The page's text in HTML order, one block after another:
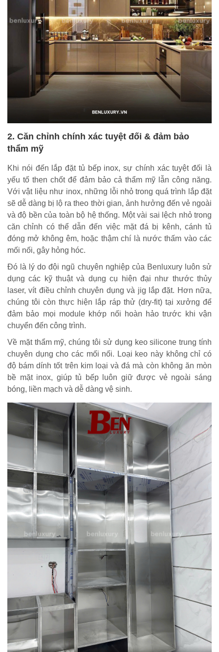
2. Căn chỉnh chính xác tuyệt đối & đảm bảo
thẩm mỹ
Khi nói đến lắp đặt tủ bếp inox, sự chính xác tuyệt đối là
yếu tố then chốt để đảm bảo cả thẩm mỹ lẫn công năng.
Với vật liệu như inox, những lỗi nhỏ trong quá trình lắp đặt
sẽ dễ dàng bị lộ ra theo thời gian, ảnh hưởng đến vẻ ngoài
và độ bền của toàn bộ hệ thống. Một vài sai lệch nhỏ trong
căn chỉnh có thể dẫn đến việc mặt đá bị kênh, cánh tủ
đóng mở không êm, hoặc thậm chí là nước thấm vào các
mối nối, gây hỏng hóc.
Đó là lý do đội ngũ chuyên nghiệp của Benluxury luôn sử
dụng các kỹ thuật và dụng cụ hiện đại như thước thủy
laser, vít điều chỉnh chuyên dụng và jig lắp đặt. Hơn nữa,
chúng tôi còn thực hiện lắp ráp thử (dry-fit) tại xưởng để
đảm bảo mọi module khớp nối hoàn hảo trước khi vận
chuyển đến công trình.
Về mặt thẩm mỹ, chúng tôi sử dụng keo silicone trung tính
chuyên dụng cho các mối nối. Loại keo này không chỉ có
độ bám dính tốt trên kim loại và đá mà còn không ăn mòn
bề mặt inox, giúp tủ bếp luôn giữ được vẻ ngoài sáng
bóng, liền mạch và dễ dàng vệ sinh.